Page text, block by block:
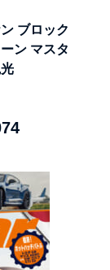
ブロック
ン マスタ